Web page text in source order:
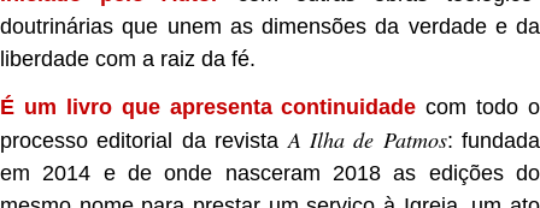
doutrinárias que unem as dimensões da verdade e da
liberdade com a raiz da fé.
É um livro que apresenta continuidade com todo o
processo editorial da revistaA Ilha de Patmos: fundada
em 2014 e de onde nasceram 2018 as edições do